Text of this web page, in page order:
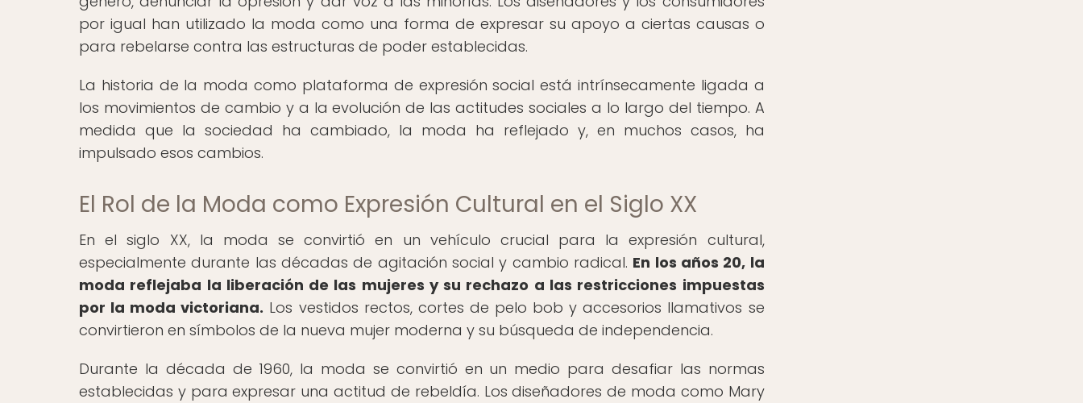
por igual han utilizado la moda como una forma de expresar su apoyo a ciertas causas o
para rebelarse contra las estructuras de poder establecidas.
La historia de la moda como plataforma de expresión social está intrínsecamente ligada a
los movimientos de cambio y a la evolución de las actitudes sociales a lo largo del tiempo. A
medida que la sociedad ha cambiado, la moda ha reflejado y, en muchos casos, ha
impulsado esos cambios.
El Rol de la Moda como Expresión Cultural en el Siglo XX
En el siglo XX, la moda se convirtió en un vehículo crucial para la expresión cultural,
especialmente durante las décadas de agitación social y cambio radical. En los años 20, la
moda reflejaba la liberación de las mujeres y su rechazo a las restricciones impuestas
por la moda victoriana. Los vestidos rectos, cortes de pelo bob y accesorios llamativos se
convirtieron en símbolos de la nueva mujer moderna y su búsqueda de independencia.
Durante la década de 1960, la moda se convirtió en un medio para desafiar las normas
establecidas y para expresar una actitud de rebeldía. Los diseñadores de moda como Mary